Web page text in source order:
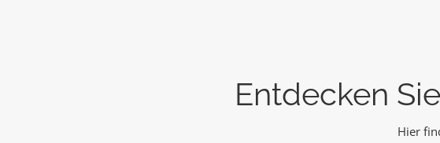
Entdecken
Hier